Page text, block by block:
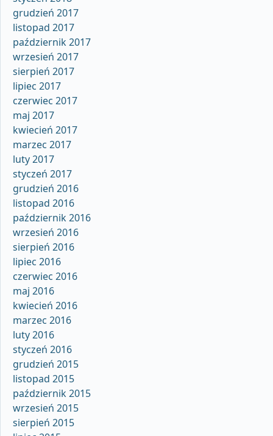
grudzień 2017
listopad 2017
październik 2017
wrzesień 2017
sierpień 2017
lipiec 2017
czerwiec 2017
maj 2017
kwiecień 2017
marzec 2017
luty 2017
styczeń 2017
grudzień 2016
listopad 2016
październik 2016
wrzesień 2016
sierpień 2016
lipiec 2016
czerwiec 2016
maj 2016
kwiecień 2016
marzec 2016
luty 2016
styczeń 2016
grudzień 2015
listopad 2015
październik 2015
wrzesień 2015
sierpień 2015